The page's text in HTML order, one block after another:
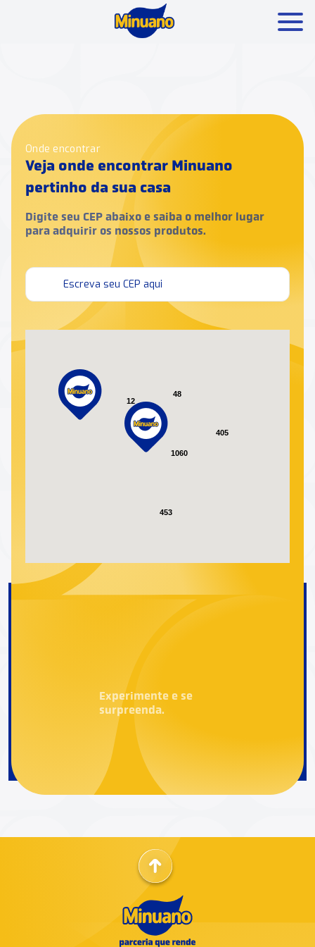
Onde encontrar
Veja onde encontrar Minuano
pertinho da sua casa
Digite seu CEP abaixo e saiba o melhor lugar
para adquirir os nossos produtos.
1060
405
453
12
48
Ou compre agora
mesmo, sem sair de
casa!
Experimente e se
surpreenda.